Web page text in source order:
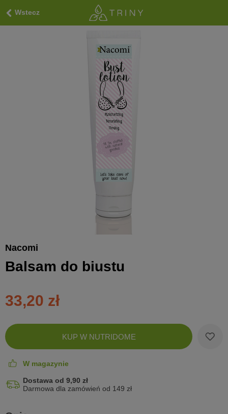
Wstecz
Nacomi
Balsam do biustu
33,20 zł
Zobacz
koszyk
KUP W NUTRIDOME
W magazynie
Dostawa od 9,90 zł
Darmowa dla zamówień od 149 zł